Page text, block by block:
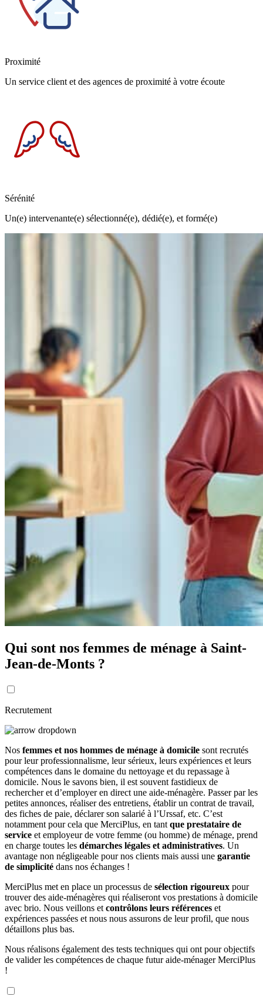
Proximité
Un service client et des agences de proximité à votre écoute
Sérénité
Un(e) intervenante(e) sélectionné(e), dédié(e), et formé(e)
Qui sont nos femmes de ménage à Saint-
Jean-de-Monts ?
Recrutement
Nos femmes et nos hommes de ménage à domicile sont recrutés
pour leur professionnalisme, leur sérieux, leurs expériences et leurs
compétences dans le domaine du nettoyage et du repassage à
domicile. Nous le savons bien, il est souvent fastidieux de
rechercher et d’employer en direct une aide-ménagère. Passer par les
petites annonces, réaliser des entretiens, établir un contrat de travail,
des fiches de paie, déclarer son salarié à l’Urssaf, etc. C’est
notamment pour cela que MerciPlus, en tant que prestataire de
service et employeur de votre femme (ou homme) de ménage, prend
en charge toutes les démarches légales et administratives. Un
avantage non négligeable pour nos clients mais aussi une garantie
de simplicité dans nos échanges !
MerciPlus met en place un processus de sélection rigoureux pour
trouver des aide-ménagères qui réaliseront vos prestations à domicile
avec brio. Nous veillons et contrôlons leurs références et
expériences passées et nous nous assurons de leur profil, que nous
détaillons plus bas.
Nous réalisons également des tests techniques qui ont pour objectifs
de valider les compétences de chaque futur aide-ménager MerciPlus
!